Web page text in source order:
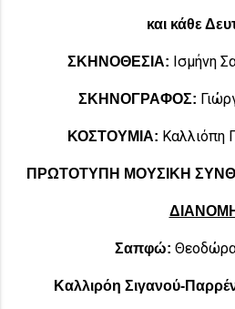
και κάθε
ΣΚΗΝΟΘΕΣΙΑ: Ισμήνη
ΣΚΗΝΟΓΡΑΦΟΣ:
ΚΟΣΤΟΥΜΙΑ: Καλλιόπη
ΠΡΩΤΟΤΥΠΗ ΜΟΥΣΙΚΗ
Σαπφώ:
Καλλιρόη Σιγανού-